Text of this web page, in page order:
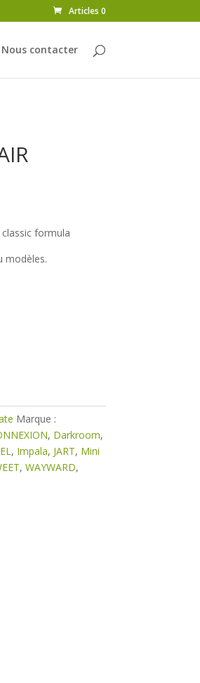
Articles 0
Nous contacter
classic formula
modèles.
Marque :
, Darkroom,
, Impala, JART, Mini
, WAYWARD,